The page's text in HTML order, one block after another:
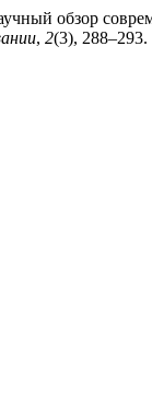
обзор
, 2(3),